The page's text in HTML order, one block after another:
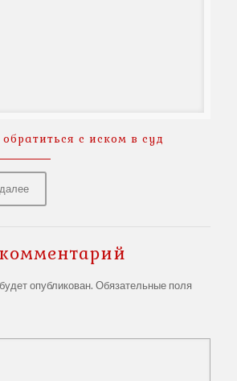
с иском в суд
опубликован. Обязательные поля